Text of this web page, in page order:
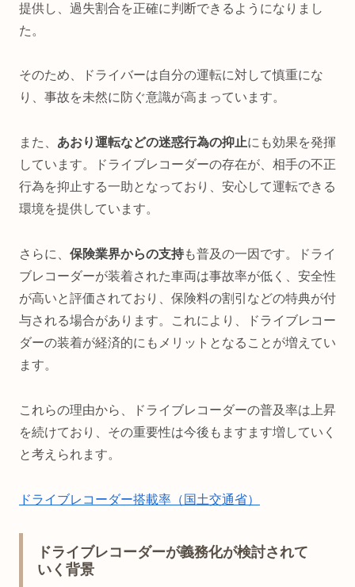
提供し、過失割合を正確に判断できるようになりまし
た。
そのため、ドライバーは自分の運転に対して慎重にな
り、事故を未然に防ぐ意識が高まっています。
また、 あおり運転などの迷惑行為の抑止にも効果を発揮
しています。ドライブレコーダーの存在が、相手の不正
行為を抑止する一助となっており、安心して運転できる
環境を提供しています。
さらに、 保険業界からの支持も普及の一因です。ドライ
ブレコーダーが装着された車両は事故率が低く、安全性
が高いと評価されており、保険料の割引などの特典が付
与される場合があります。これにより、ドライブレコー
ダーの装着が経済的にもメリットとなることが増えてい
ます。
これらの理由から、ドライブレコーダーの普及率は上昇
を続けており、その重要性は今後もますます増していく
と考えられます。
ドライブレコーダー搭載率（国土交通省）
ドライブレコーダーが義務化が検討されて
いく背景